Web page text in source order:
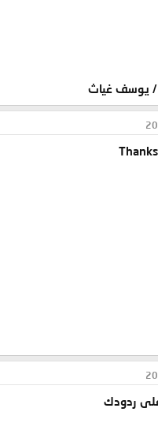
/ يوسف غياث
ردودك